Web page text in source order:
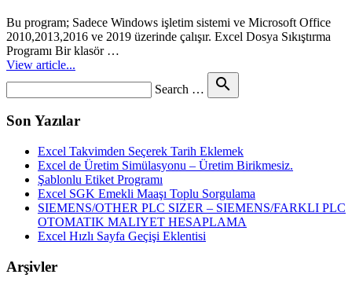
Bu program; Sadece Windows işletim sistemi ve Microsoft Office
2010,2013,2016 ve 2019 üzerinde çalışır. Excel Dosya Sıkıştırma
Programı Bir klasör …
View article...
Search … search
Son Yazılar
Excel Takvimden Seçerek Tarih Eklemek
Excel de Üretim Simülasyonu – Üretim Birikmesiz.
Şablonlu Etiket Programı
Excel SGK Emekli Maaşı Toplu Sorgulama
SIEMENS/OTHER PLC SIZER – SIEMENS/FARKLI PLC
OTOMATIK MALIYET HESAPLAMA
Excel Hızlı Sayfa Geçişi Eklentisi
Arşivler